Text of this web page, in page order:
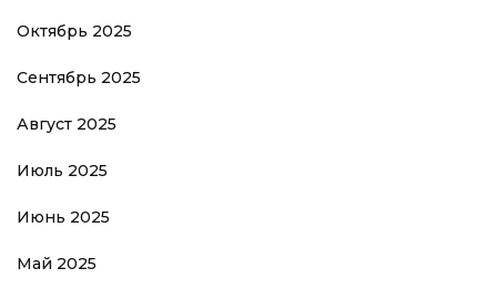
Октябрь 2025
Сентябрь 2025
Август 2025
Июль 2025
Июнь 2025
Май 2025